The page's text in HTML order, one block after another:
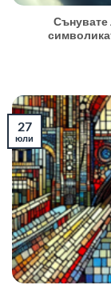
Сънувате
27
юли